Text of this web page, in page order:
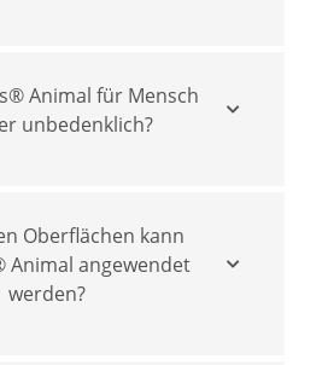
Animal für Mensch
unbedenklich?
Oberflächen kann
Animal angewendet
werden?